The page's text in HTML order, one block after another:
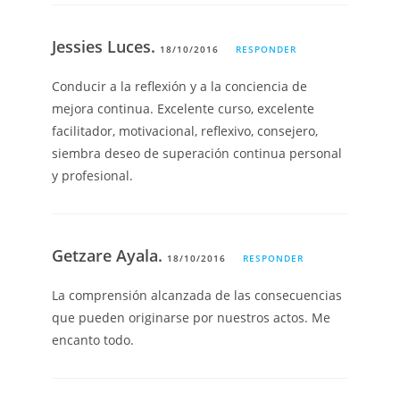
Jessies Luces. 18/10/2016 RESPONDER
Conducir a la reflexión y a la conciencia de
mejora continua. Excelente curso, excelente
facilitador, motivacional, reflexivo, consejero,
siembra deseo de superación continua personal
y profesional.
Getzare Ayala. 18/10/2016 RESPONDER
La comprensión alcanzada de las consecuencias
que pueden originarse por nuestros actos. Me
encanto todo.